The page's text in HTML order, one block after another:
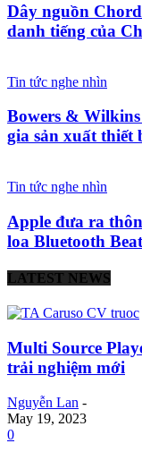
Dây nguồn
danh tiếng của
Tin tức nghe nhìn
Bowers &
gia sản xuất thiết
Tin tức nghe nhìn
Apple đưa ra
loa Bluetooth
LATEST NEWS
Multi Source
trải nghiệm mới
Nguyễn Lan -
May 19, 2023
0